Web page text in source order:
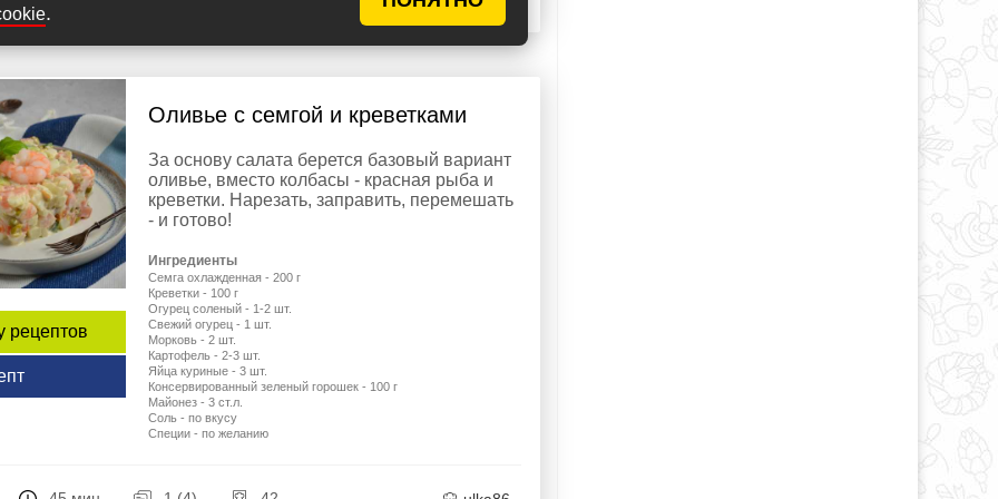
.
рецептов
Оливье с семгой и креветками
За основу салата берется базовый вариант
оливье, вместо колбасы - красная рыба и
креветки. Нарезать, заправить, перемешать
- и готово!
Ингредиенты
Семга охлажденная - 200 г
Креветки - 100 г
Огурец соленый - 1-2 шт.
Свежий огурец - 1 шт.
Морковь - 2 шт.
Картофель - 2-3 шт.
Яйца куриные - 3 шт.
Консервированный зеленый горошек - 100 г
Майонез - 3 ст.л.
Соль - по вкусу
Специи - по желанию